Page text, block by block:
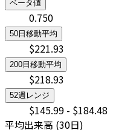
ベータ値
0.750
50日移動平均
$221.93
200日移動平均
$218.93
52週レンジ
$145.99 - $184.48
平均出来高 (30日)